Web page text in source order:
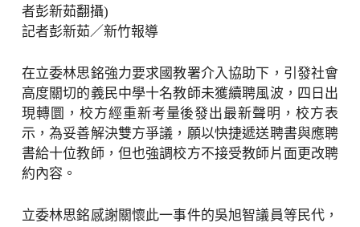
者彭新茹翻攝)
記者彭新茹／新竹報導
在立委林思銘強力要求國教署介入協助下，引發社會
高度關切的義民中學十名教師未獲續聘風波，四日出
現轉圜，校方經重新考量後發出最新聲明，校方表
示，為妥善解決雙方爭議，願以快捷遞送聘書與應聘
書給十位教師，但也強調校方不接受教師片面更改聘
約內容。
立委林思銘感謝關懷此一事件的吳旭智議員等民代，